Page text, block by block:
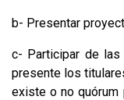
b- Presentar
c- Participar de
presente los
existe o no quórum